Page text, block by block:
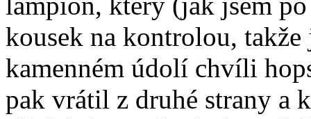
kousek na kontrolou, takže
kamenném údolí chvíli
pak vrátil z druhé strany a